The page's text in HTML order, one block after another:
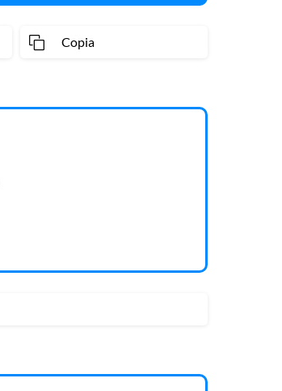
Copia